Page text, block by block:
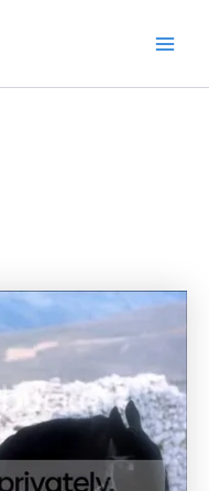
Main